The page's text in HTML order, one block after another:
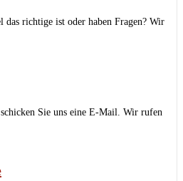
das richtige ist oder haben Fragen? Wir
Sie uns eine E-Mail. Wir rufen